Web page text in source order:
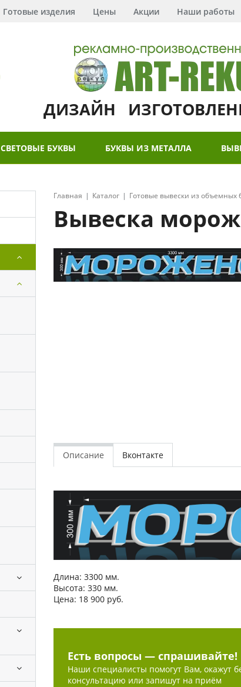
Готовые изделия Цены Акции Наши работы
ДИЗАЙН
СВЕТОВЫЕ БУКВЫ БУКВЫ ИЗ МЕТАЛЛА
Главная Каталог Готовые вывески из объемных
Вывеска
Описание Вконтакте
Длина: 3300 мм.
Высота: 330 мм.
Цена: 18 900 руб.
Есть вопросы — спрашивайте!
Наши специалисты помогут Вам, окажут
консультацию или запишут на приём